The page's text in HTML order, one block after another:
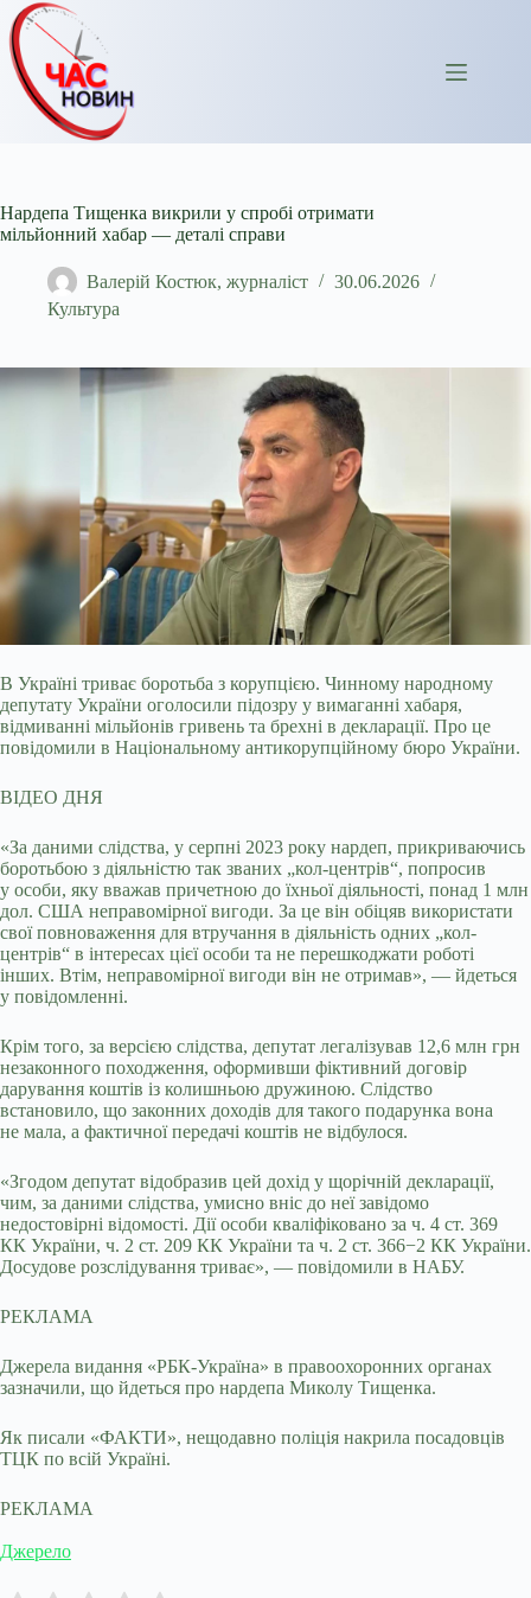
Перейти
до
вмісту
Нардепа Тищенка викрили у спробі отримати
мільйонний хабар — деталі справи
Валерій Костюк, журналіст
30.06.2026
Культура
В Україні триває боротьба з корупцією. Чинному народному
депутату України оголосили підозру у вимаганні хабаря,
відмиванні мільйонів гривень та брехні в декларації. Про це
повідомили в Національному антикорупційному бюро України.
ВІДЕО ДНЯ
«За даними слідства, у серпні 2023 року нардеп, прикриваючись
боротьбою з діяльністю так званих „кол-центрів“, попросив
у особи, яку вважав причетною до їхньої діяльності, понад 1 млн
дол. США неправомірної вигоди. За це він обіцяв використати
свої повноваження для втручання в діяльність одних „кол-
центрів“ в інтересах цієї особи та не перешкоджати роботі
інших. Втім, неправомірної вигоди він не отримав», — йдеться
у повідомленні.
Крім того, за версією слідства, депутат легалізував 12,6 млн грн
незаконного походження, оформивши фіктивний договір
дарування коштів із колишньою дружиною. Слідство
встановило, що законних доходів для такого подарунка вона
не мала, а фактичної передачі коштів не відбулося.
«Згодом депутат відобразив цей дохід у щорічній декларації,
чим, за даними слідства, умисно вніс до неї завідомо
недостовірні відомості. Дії особи кваліфіковано за ч. 4 ст. 369
КК України, ч. 2 ст. 209 КК України та ч. 2 ст. 366−2 КК України.
Досудове розслідування триває», — повідомили в НАБУ.
РЕКЛАМА
Джерела видання «РБК-Україна» в правоохоронних органах
зазначили, що йдеться про нардепа Миколу Тищенка.
Як писали «ФАКТИ», нещодавно поліція накрила посадовців
ТЦК по всій Україні.
РЕКЛАМА
Джерело